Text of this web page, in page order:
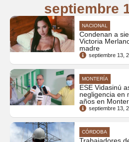
septiembre
NACIONAL
Condenan a
Victoria
madre
septiembre 13,
MONTERÍA
ESE Vidasinú
negligencia en
años en
septiembre 13,
CÓRDOBA
Trabajadores